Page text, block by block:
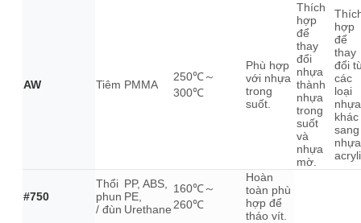
AW Tiêm PMMA
250℃～
300℃
Phù hợp
với nhựa
trong
suốt.
Thích
hợp
để
thay
đổi
nhựa
thành
nhựa
trong
suốt
và
nhựa
mờ.
hợp
để
thay
đổi
các
loại
nhựa
khác
sang
nhựa
#750
Thổi
phun
/ đùn
PP, ABS,
PE,
Urethane
160℃～
260℃
Hoàn
toàn phù
hợp để
tháo vít.